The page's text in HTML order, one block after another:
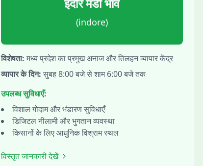
(indore)
विशेषता: मध्य प्रदेश का प्रमुख अनाज और तिलहन व्यापार केंद्र
व्यापार के दिन: सुबह 8:00 बजे से शाम 6:00 बजे तक
उपलब्ध सुविधाएँ:
विशाल गोदाम और भंडारण सुविधाएँ
डिजिटल नीलामी और भुगतान व्यवस्था
किसानों के लिए आधुनिक विश्राम स्थल
विस्तृत जानकारी देखें